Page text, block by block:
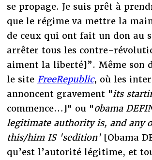
se propage. Je suis prêt à
que le régime va mettre la
de ceux qui ont fait un don au
arrêter tous les contre-
aiment la liberté]”. Même son
le site FreeRepublic, où les
annoncent gravement "its
commence…]" ou "0bama
legitimate authority is, and any
this/him IS 'sedition' [Obama
qu’est l’autorité légitime, et